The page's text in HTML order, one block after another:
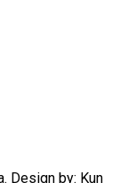
Design by: Kun